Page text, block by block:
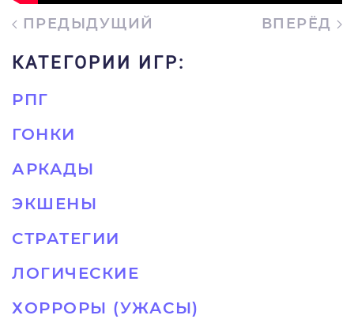
ПРЕДЫДУЩИЙ ВПЕРЁД
КАТЕГОРИИ ИГР:
РПГ
ГОНКИ
АРКАДЫ
ЭКШЕНЫ
СТРАТЕГИИ
ЛОГИЧЕСКИЕ
ХОРРОРЫ (УЖАСЫ)